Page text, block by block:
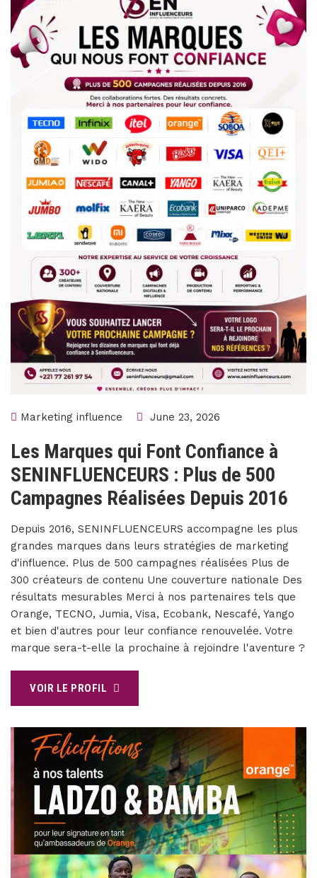
Marketing influence June 23, 2026
Les Marques qui Font Confiance à
SENINFLUENCEURS : Plus de 500
Campagnes Réalisées Depuis 2016
Depuis 2016, SENINFLUENCEURS accompagne les plus
grandes marques dans leurs stratégies de marketing
d'influence. Plus de 500 campagnes réalisées Plus de
300 créateurs de contenu Une couverture nationale Des
résultats mesurables Merci à nos partenaires tels que
Orange, TECNO, Jumia, Visa, Ecobank, Nescafé, Yango
et bien d'autres pour leur confiance renouvelée. Votre
marque sera-t-elle la prochaine à rejoindre l'aventure ?
VOIR LE PROFIL